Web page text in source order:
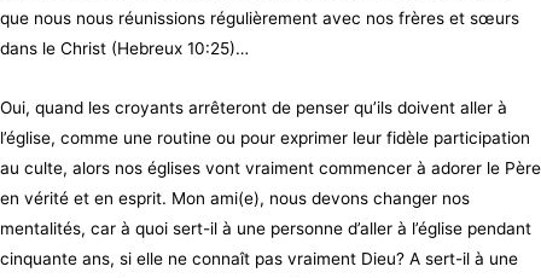
que nous nous réunissions régulièrement avec nos frères et sœurs
dans le Christ (Hebreux 10:25)…
Oui, quand les croyants arrêteront de penser qu’ils doivent aller à
l’église, comme une routine ou pour exprimer leur fidèle participation
au culte, alors nos églises vont vraiment commencer à adorer le Père
en vérité et en esprit. Mon ami(e), nous devons changer nos
mentalités, car à quoi sert-il à une personne d’aller à l’église pendant
cinquante ans, si elle ne connaît pas vraiment Dieu? A sert-il à une